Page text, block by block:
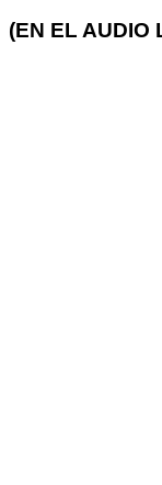
(EN EL AUDIO